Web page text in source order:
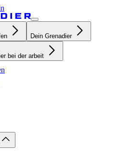
Dein Grenadier
bei der arbeit